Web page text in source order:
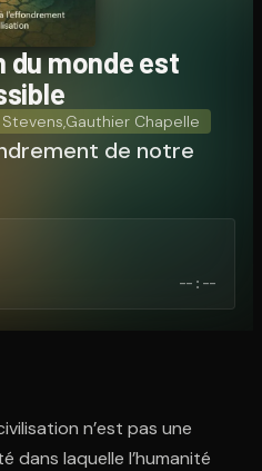
pointe sur le code. C'est gratuit à
du monde est
Gauthier Chapelle
de notre
--:--
n’est pas une
dans laquelle l’humanité